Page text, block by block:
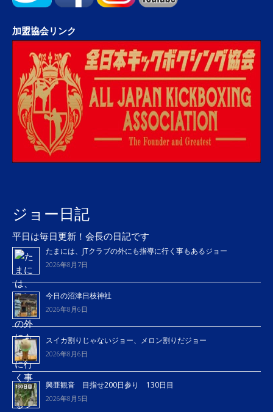
加盟協会リンク
ジョー日記
平日は毎日更新！会長の日記です
たまには、JTクラブの外にも指導に行く事もあるジョー
2026年8月7日
今日の沼津日枝神社
2026年8月6日
スイカ割りじゃないジョー、メロン割りだジョー
2026年8月6日
興亜観音 目指せ200日参り 130日目
2026年8月5日